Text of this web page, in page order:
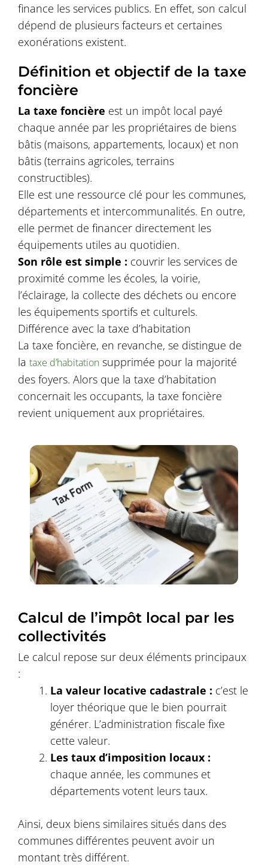
finance les services publics. En effet, son calcul
dépend de plusieurs facteurs et certaines
exonérations existent.
Définition et objectif de la taxe
foncière
La taxe foncière est un impôt local payé
chaque année par les propriétaires de biens
bâtis (maisons, appartements, locaux) et non
bâtis (terrains agricoles, terrains
constructibles).
Elle est une ressource clé pour les communes,
départements et intercommunalités. En outre,
elle permet de financer directement les
équipements utiles au quotidien.
Son rôle est simple : couvrir les services de
proximité comme les écoles, la voirie,
l’éclairage, la collecte des déchets ou encore
les équipements sportifs et culturels.
Différence avec la taxe d’habitation
La taxe foncière, en revanche, se distingue de
la taxe d’habitationsupprimée pour la majorité
des foyers. Alors que la taxe d’habitation
concernait les occupants, la taxe foncière
revient uniquement aux propriétaires.
Calcul de l’impôt local par les
collectivités
Le calcul repose sur deux éléments principaux
:
La valeur locative cadastrale : c’est le
loyer théorique que le bien pourrait
générer. L’administration fiscale fixe
cette valeur.
Les taux d’imposition locaux :
chaque année, les communes et
départements votent leurs taux.
Ainsi, deux biens similaires situés dans des
communes différentes peuvent avoir un
montant très différent.